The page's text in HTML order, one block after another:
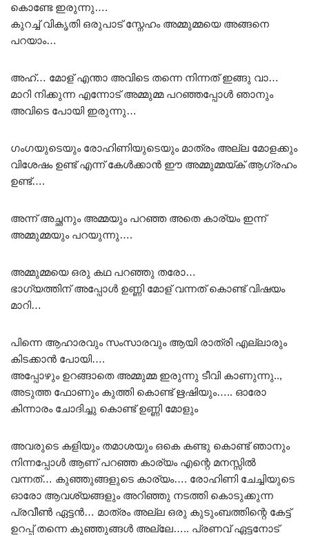
കൊണ്ടേ ഇരുന്നു….
കുറച്ച് വികൃതി ഒരുപാട് സ്നേഹം അമ്മുമ്മയെ അങ്ങനെ
പറയാം…
അഹ്… മോള് എന്താ അവിടെ തന്നെ നിന്നത് ഇങ്ങു വാ…
മാറി നിക്കുന്ന എന്നോട് അമ്മുമ്മ പറഞ്ഞപ്പോൾ ഞാനും
അവിടെ പോയി ഇരുന്നു…
ഗംഗയുടെയും രോഹിണിയുടെയും മാത്രം അല്ല മോളക്കും
വിശേഷം ഉണ്ട് എന്ന് കേൾക്കാൻ ഈ അമ്മുമ്മയ്ക് ആഗ്രഹം
ഉണ്ട്….
അന്ന് അച്ഛനും അമ്മയും പറഞ്ഞ അതെ കാര്യം ഇന്ന്
അമ്മുമ്മയും പറയുന്നു….
അമ്മുമ്മയെ ഒരു കഥ പറഞ്ഞു തരോ…
ഭാഗ്യത്തിന് അപ്പോൾ ഉണ്ണി മോള് വന്നത് കൊണ്ട് വിഷയം
മാറി…
പിന്നെ ആഹാരവും സംസാരവും ആയി രാത്രി എല്ലാരും
കിടക്കാൻ പോയി….
അപ്പോഴും ഉറങ്ങാതെ അമ്മുമ്മ ഇരുന്നു ടീവി കാണുന്നു..,
അടുത്ത ഫോണും കുത്തി കൊണ്ട് ഋഷിയും….. ഓരോ
കിന്നാരം ചോദിച്ചു കൊണ്ട് ഉണ്ണി മോളും
അവരുടെ കളിയും തമാശയും ഒകെ കണ്ടു കൊണ്ട് ഞാനും
നിന്നപ്പോൾ ആണ് പറഞ്ഞ കാര്യം എന്റെ മനസ്സിൽ
വന്നത്… കുഞ്ഞുങ്ങളുടെ കാര്യം…. രോഹിണി ചേച്ചിയുടെ
ഓരോ ആവശ്യങ്ങളും അറിഞ്ഞു നടത്തി കൊടുക്കുന്ന
പ്രവീൺ ഏട്ടൻ… മാത്രം അല്ല ഒരു കുടുംബത്തിന്റെ കേട്ട്
ഉറപ്പ് തന്നെ കുഞ്ഞുങ്ങൾ അല്ലേ….. പ്രണവ് ഏട്ടനോട്